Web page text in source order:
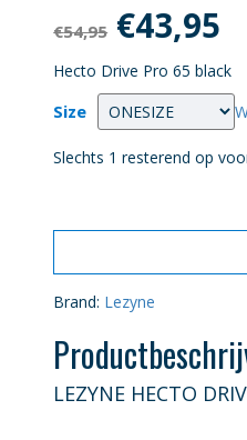
€54,95
prijs
was:
€54,95.
€43,95
Hecto Drive Pro 65 black
Size
Slechts 1 resterend op
Brand: Lezyne
LEZYNE HECTO